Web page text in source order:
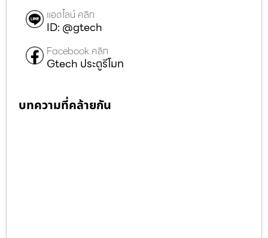
แอดไลน์ คลิก
ID: @gtech
Facebook คลิก
Gtech ประตูรีโมท
บทความที่คล้ายกัน